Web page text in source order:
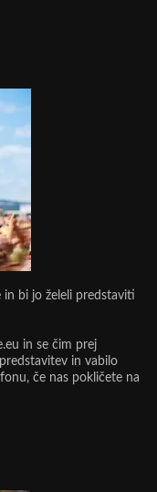
in bi jo želeli predstaviti
in se čim prej
in vabilo
če nas pokličete na